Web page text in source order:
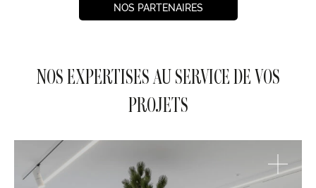
NOS PARTENAIRES
NOS EXPERTISES AU SERVICE DE VOS
PROJETS